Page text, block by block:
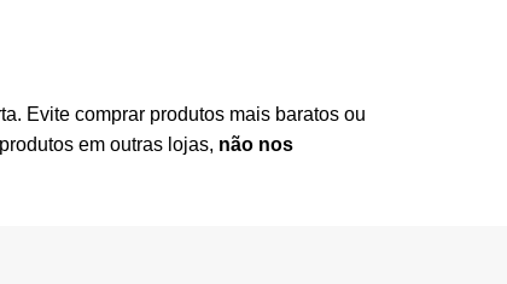
Evite comprar produtos mais baratos ou
em outras lojas, não nos